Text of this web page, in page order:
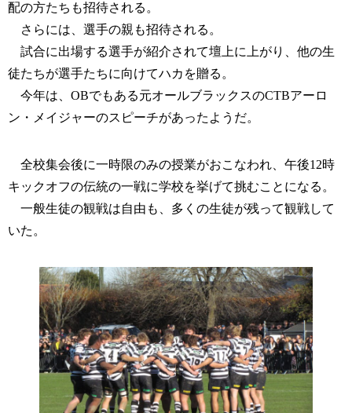
配の方たちも招待される。
さらには、選手の親も招待される。
試合に出場する選手が紹介されて壇上に上がり、他の生
徒たちが選手たちに向けてハカを贈る。
今年は、OBでもある元オールブラックスのCTBアーロ
ン・メイジャーのスピーチがあったようだ。
全校集会後に一時限のみの授業がおこなわれ、午後12時
キックオフの伝統の一戦に学校を挙げて挑むことになる。
一般生徒の観戦は自由も、多くの生徒が残って観戦して
いた。